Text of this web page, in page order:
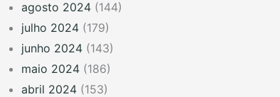
agosto 2024 (144)
julho 2024 (179)
junho 2024 (143)
maio 2024 (186)
abril 2024 (153)